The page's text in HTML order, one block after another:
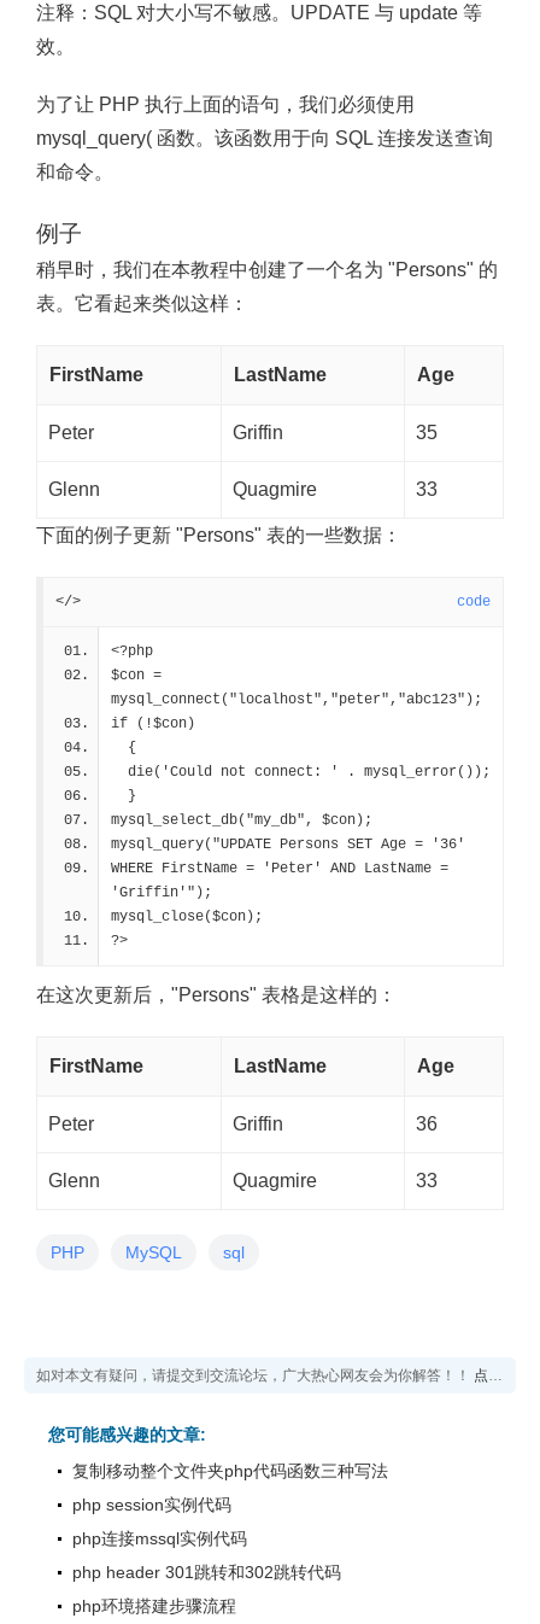
注释： SQL 对大小写不敏感。UPDATE 与 update 等
效。
为了让 PHP 执行上面的语句，我们必须使用
mysql_query( 函数。该函数用于向 SQL 连接发送查询
和命令。
例子
稍早时，我们在本教程中创建了一个名为 "Persons" 的
表。它看起来类似这样：
FirstName LastName Age
Peter Griffin 35
Glenn Quagmire 33
下面的例子更新 "Persons" 表的一些数据：
</> code
<?php
$con =
mysql_connect("localhost","peter","abc123");
if (!$con)
  {
  die('Could not connect: ' . mysql_error());
  }
mysql_select_db("my_db", $con);
mysql_query("UPDATE Persons SET Age = '36'
WHERE FirstName = 'Peter' AND LastName =
'Griffin'");
mysql_close($con);
?>
在这次更新后，"Persons" 表格是这样的：
FirstName LastName Age
Peter Griffin 36
Glenn Quagmire 33
PHP MySQL sql
如对本文有疑问，请提交到交流论坛，广大热心网友会为你解答！！ 点击进入论坛
您可能感兴趣的文章:
复制移动整个文件夹php代码函数三种写法
php session实例代码
php连接mssql实例代码
php header 301跳转和302跳转代码
php环境搭建步骤流程